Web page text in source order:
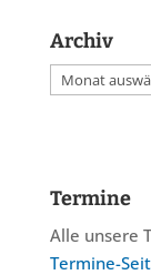
Archiv
Archiv
Termine
Alle unsere
Termine-